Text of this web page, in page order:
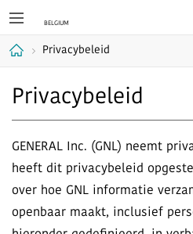
Privacybeleid
Privacybeleid
GENERAL Inc. (GNL) neemt
heeft dit privacybeleid
over hoe GNL informatie
openbaar maakt, inclusief